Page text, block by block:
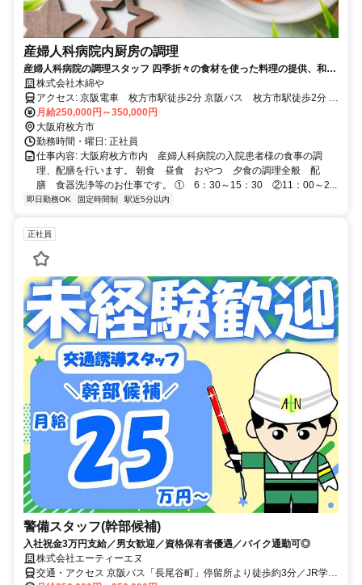
産婦人科病院内厨房の調理
産婦人科病院の調理スタッフ 四季折々の食材を使った料理の提供、和
食、イタリアン、フレンチ、中華と様々な調理にチャレンジできます。
30代女性も活躍中！
株式会社木綿や
アクセス: 京阪電車 枚方市駅徒歩2分 京阪バス 枚方市駅徒歩2分 自
転車 バイク通勤可 （指定駐輪場あり）
月給250,000円～350,000円
大阪府枚方市
勤務時間・曜日: 正社員
仕事内容: 大阪府枚方市内 産婦人科病院の入院患者様の食事の調
理、配膳を行います。 朝食 昼食 おやつ 夕食の調理全般 配
膳 食器洗浄等のお仕事です。 ① 6：30～15：30 ②11：00～2...
即日勤務OK 固定時間制 駅近5分以内
正社員
警備スタッフ(幹部候補)
入社祝金3万円支給／男女歓迎／資格保有者優遇／バイク通勤可◎
株式会社エーティーエヌ
交通・アクセス 京阪バス「長尾谷町」停留所より徒歩約3分／JR学研